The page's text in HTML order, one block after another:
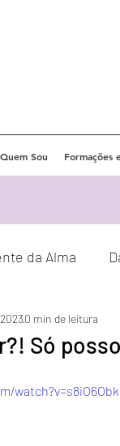
Quem Sou Formações
da Alma
Eventos
Só
0 min de leitura